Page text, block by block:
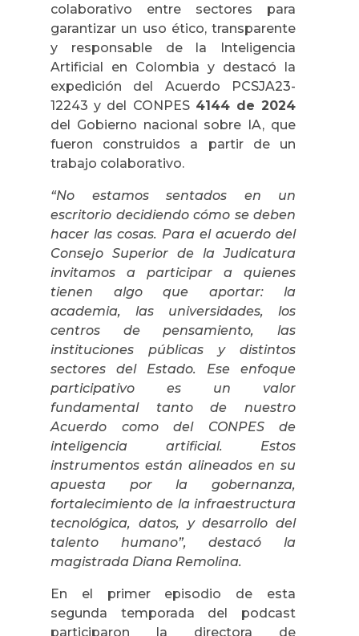
colaborativo entre sectores para
garantizar un uso ético, transparente
y responsable de la Inteligencia
Artificial en Colombia y destacó la
expedición del Acuerdo PCSJA23-
12243 y del CONPES 4144 de 2024
del Gobierno nacional sobre IA, que
fueron construidos a partir de un
trabajo colaborativo.
“No estamos sentados en un
escritorio decidiendo cómo se deben
hacer las cosas. Para el acuerdo del
Consejo Superior de la Judicatura
invitamos a participar a quienes
tienen algo que aportar: la
academia, las universidades, los
centros de pensamiento, las
instituciones públicas y distintos
sectores del Estado. Ese enfoque
participativo es un valor
fundamental tanto de nuestro
Acuerdo como del CONPES de
inteligencia artificial. Estos
instrumentos están alineados en su
apuesta por la gobernanza,
fortalecimiento de la infraestructura
tecnológica, datos, y desarrollo del
talento humano”, destacó la
magistrada Diana Remolina.
En el primer episodio de esta
segunda temporada del podcast
participaron la directora de